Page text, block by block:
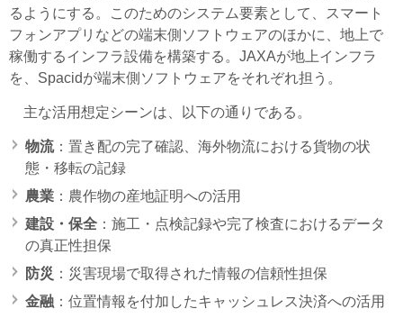
るようにする。このためのシステム要素として、スマート
フォンアプリなどの端末側ソフトウェアのほかに、地上で
稼働するインフラ設備を構築する。JAXAが地上インフラ
を、Spacidが端末側ソフトウェアをそれぞれ担う。
主な活用想定シーンは、以下の通りである。
物流：置き配の完了確認、海外物流における貨物の状
態・移転の記録
農業 ：農作物の産地証明への活用
建設・保全 ：施工・点検記録や完了検査におけるデータ
の真正性担保
防災 ：災害現場で取得された情報の信頼性担保
金融 ：位置情報を付加したキャッシュレス決済への活用